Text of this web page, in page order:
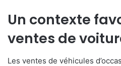
Un contexte
ventes de
Les ventes de véhicules